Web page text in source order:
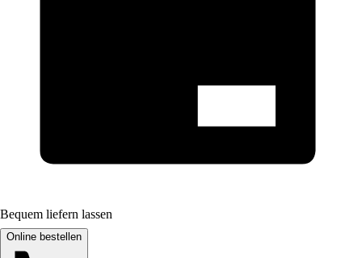
Bequem liefern lassen
Online bestellen